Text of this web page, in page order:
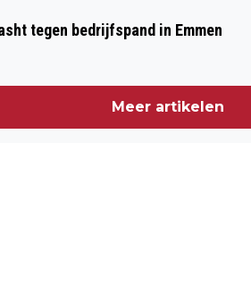
IN DE
tegen bedrijfspand in Emmen
Meer artikelen